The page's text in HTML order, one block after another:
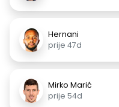
Hernani
prije 47d
Mirko Marić
prije 54d